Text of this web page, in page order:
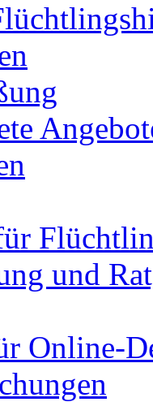
und
Online-